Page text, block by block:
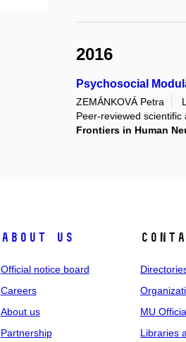
2016
Psychosocial
ZEMÁNKOVÁ Petra
Peer-reviewed scientific
Frontiers in Human
About us
Official notice board
Careers
About us
Partnership
MU
Libraries